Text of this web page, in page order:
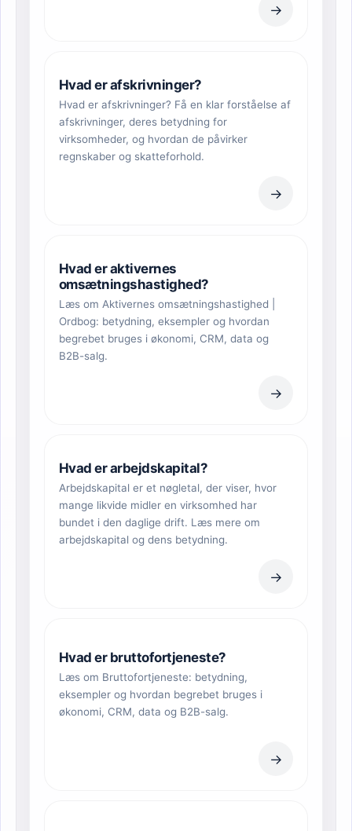
→
Hvad er afskrivninger?
Hvad er afskrivninger? Få en klar forståelse af
afskrivninger, deres betydning for
virksomheder, og hvordan de påvirker
regnskaber og skatteforhold.
→
Hvad er aktivernes
omsætningshastighed?
Læs om Aktivernes omsætningshastighed |
Ordbog: betydning, eksempler og hvordan
begrebet bruges i økonomi, CRM, data og
B2B-salg.
→
Hvad er arbejdskapital?
Arbejdskapital er et nøgletal, der viser, hvor
mange likvide midler en virksomhed har
bundet i den daglige drift. Læs mere om
arbejdskapital og dens betydning.
→
Hvad er bruttofortjeneste?
Læs om Bruttofortjeneste: betydning,
eksempler og hvordan begrebet bruges i
økonomi, CRM, data og B2B-salg.
→